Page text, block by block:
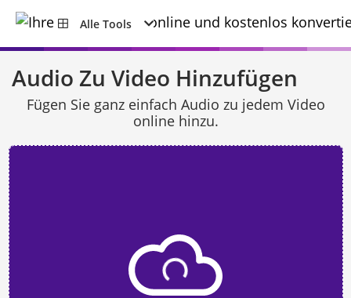
Alle Tools
Audio Zu Video Hinzufügen
Fügen Sie ganz einfach Audio zu jedem Video
online hinzu.